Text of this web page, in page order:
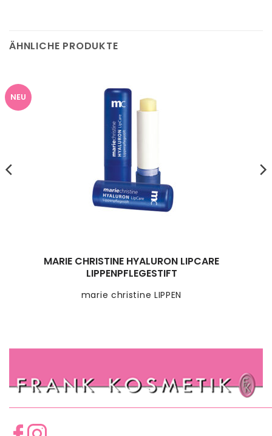
ÄHNLICHE PRODUKTE
NEU
marie christine LIPPEN
MARIE CHRISTINE HYALURON LIPCARE
LIPPENPFLEGESTIFT